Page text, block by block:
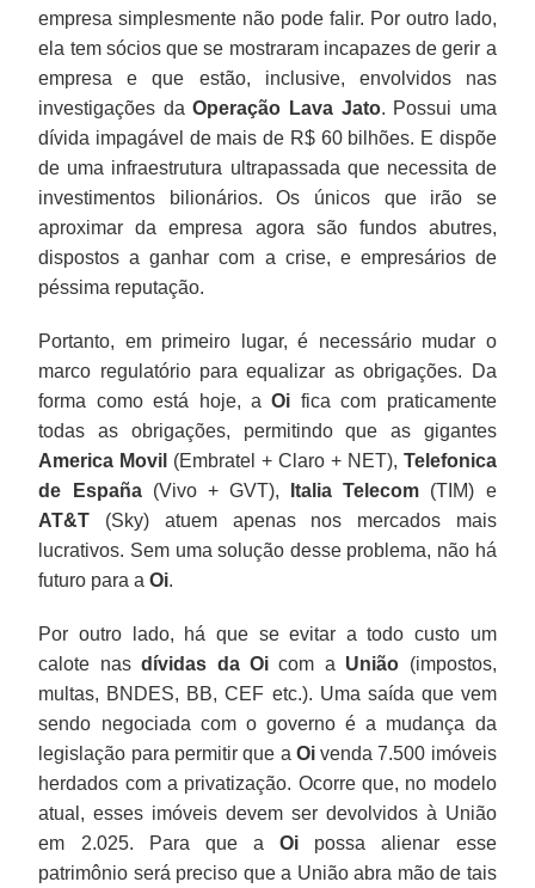
empresa simplesmente não pode falir. Por outro lado,
ela tem sócios que se mostraram incapazes de gerir a
empresa e que estão, inclusive, envolvidos nas
investigações da Operação Lava Jato. Possui uma
dívida impagável de mais de R$ 60 bilhões. E dispõe
de uma infraestrutura ultrapassada que necessita de
investimentos bilionários. Os únicos que irão se
aproximar da empresa agora são fundos abutres,
dispostos a ganhar com a crise, e empresários de
péssima reputação.
Portanto, em primeiro lugar, é necessário mudar o
marco regulatório para equalizar as obrigações. Da
forma como está hoje, aOi fica com praticamente
todas as obrigações, permitindo que as gigantes
America Movil (Embratel + Claro + NET), Telefonica
de España(Vivo + GVT), Italia Telecom (TIM) e
AT&T (Sky) atuem apenas nos mercados mais
lucrativos. Sem uma solução desse problema, não há
futuro para aOi.
Por outro lado, há que se evitar a todo custo um
calote nasdívidas da Oi com a União (impostos,
multas, BNDES, BB, CEF etc.). Uma saída que vem
sendo negociada com o governo é a mudança da
legislação para permitir que a Oivenda 7.500 imóveis
herdados com a privatização. Ocorre que, no modelo
atual, esses imóveis devem ser devolvidos à União
em 2.025. Para que aOi possa alienar esse
patrimônio será preciso que a União abra mão de tais